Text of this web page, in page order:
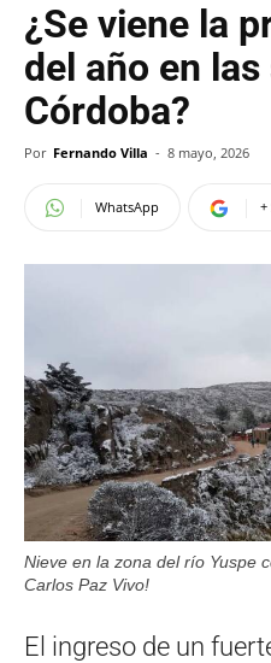
¿Se viene la
del año en
Córdoba?
Por Fernando Villa - 8 mayo, 2026
WhatsApp +
Nieve en la zona del río Yuspe
Carlos Paz Vivo!
El ingreso de un